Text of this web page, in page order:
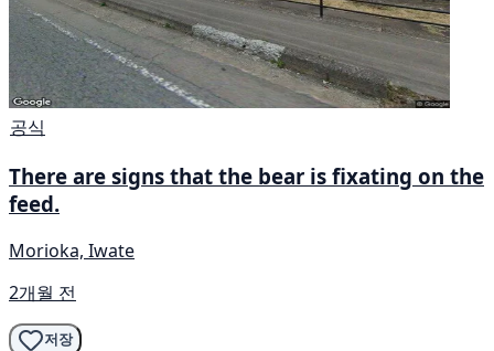
공식
There are signs that the bear is fixating on the
feed.
Morioka, Iwate
2개월 전
저장